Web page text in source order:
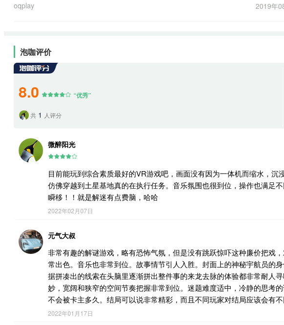
oqplay 2019年
泡咖评价
8.0 “优秀”
共 1 人评分
微醉阳光
目前能玩到综合素质最好的VR游戏吧，画面没有因为一体机而缩水，沉
仿佛穿越到土星基地真的在执行任务。音乐氛围也很到位，操作也满足
瞬移！！就是解迷有点费脑，哈哈
2022年02月07日
元气大叔
非常有趣的解谜游戏，略有恐怖气氛，但是没有跳跃惊吓这种廉价把戏
常出色。音乐也非常到位。故事情节引人入胜。封面上的神秘宇航员的
据拼凑出的线索在头脑里逐渐拼出整件事的来龙去脉的体验都非常耐人
妙，宽阔和狭窄的空间节奏把握非常到位。迷题难度适中，冷静的思考
不会被卡主多久。结局可以说非常精彩，而且不同玩家对结局应该会有不
2022年01月17日